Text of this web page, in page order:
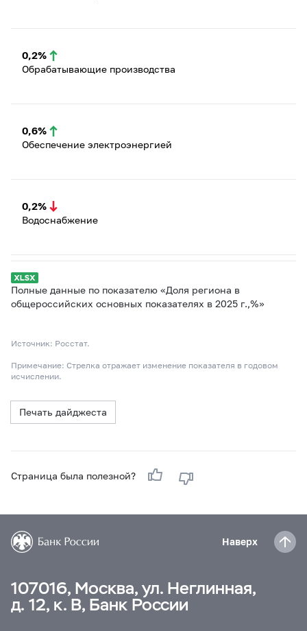
0,2%
Обрабатывающие производства
0,6%
Обеспечение электроэнергией
0,2%
Водоснабжение
Полные данные по показателю «Доля региона в
общероссийских основных показателях в 2025 г.,%»
Источник: Росстат.
Примечание: Стрелка отражает изменение показателя в годовом
исчислении.
Печать дайджеста
Страница была полезной?
Наверх
107016, Москва, ул. Неглинная,
д. 12, к. В, Банк России